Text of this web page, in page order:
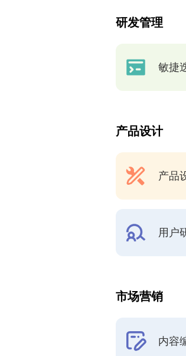
研发管理
敏捷
产品设计
产品
用户
市场营销
内容